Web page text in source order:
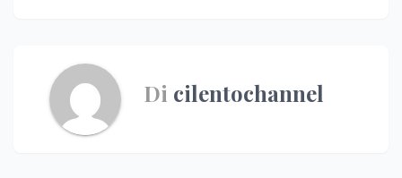
Di cilentochannel